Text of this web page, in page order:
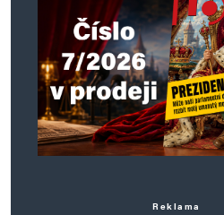
Reklama